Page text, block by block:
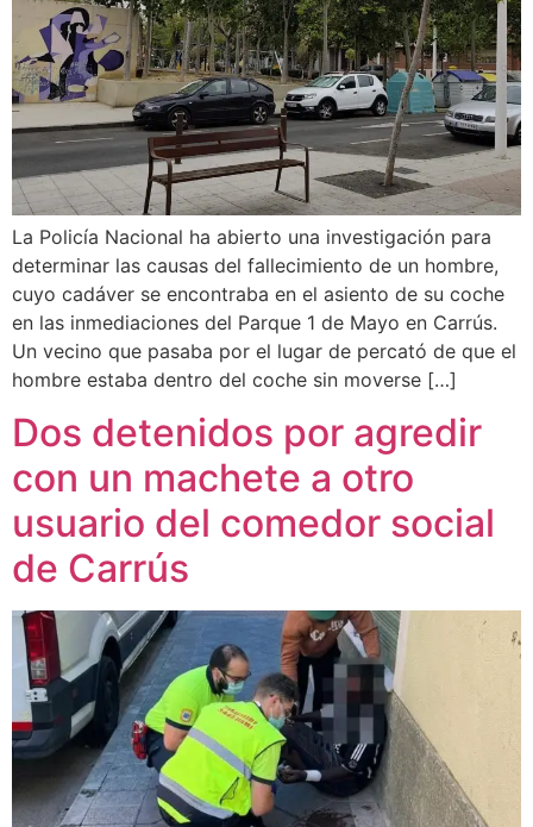
La Policía Nacional ha abierto una investigación para
determinar las causas del fallecimiento de un hombre,
cuyo cadáver se encontraba en el asiento de su coche
en las inmediaciones del Parque 1 de Mayo en Carrús.
Un vecino que pasaba por el lugar de percató de que el
hombre estaba dentro del coche sin moverse […]
Dos detenidos por agredir
con un machete a otro
usuario del comedor social
de Carrús